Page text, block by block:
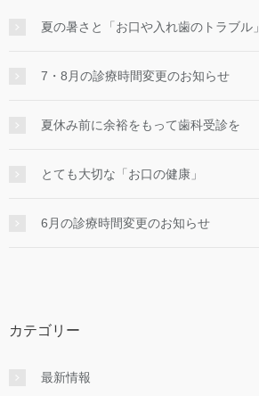
夏の暑さと「お口や入れ歯のトラブル」
7・8月の診療時間変更のお知らせ
夏休み前に余裕をもって歯科受診を
とても大切な「お口の健康」
6月の診療時間変更のお知らせ
カテゴリー
最新情報